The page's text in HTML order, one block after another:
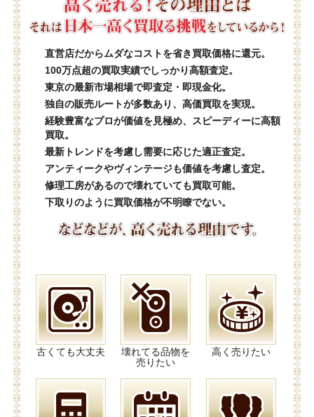
直営店だからムダなコストを省き買取価格に還元。
100万点超の買取実績でしっかり高額査定。
東京の最新市場相場で即査定・即現金化。
独自の販売ルートが多数あり、高価買取を実現。
経験豊富なプロが価値を見極め、スピーディーに高額
買取。
最新トレンドを考慮し需要に応じた適正査定。
アンティークやヴィンテージも価値を考慮し査定。
修理工房があるので壊れていても買取可能。
下取りのように買取価格が不明瞭でない。
古くても大丈夫
壊れてる品物を
売りたい
高く売りたい